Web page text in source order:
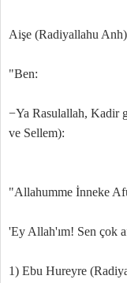
Aişe (Radiyallahu
"Ben:
−Ya Rasulallah, Kadir
ve Sellem):
"Allahumme İnneke
'Ey Allah'ım! Sen çok
1) Ebu Hureyre